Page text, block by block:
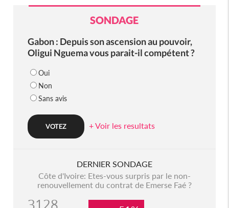
SONDAGE
Gabon : Depuis son ascension au pouvoir,
Oligui Nguema vous parait-il compétent ?
Oui
Non
Sans avis
+ Voir les resultats
DERNIER SONDAGE
Côte d'Ivoire: Etes-vous surpris par le non-
renouvellement du contrat de Emerse Faé ?